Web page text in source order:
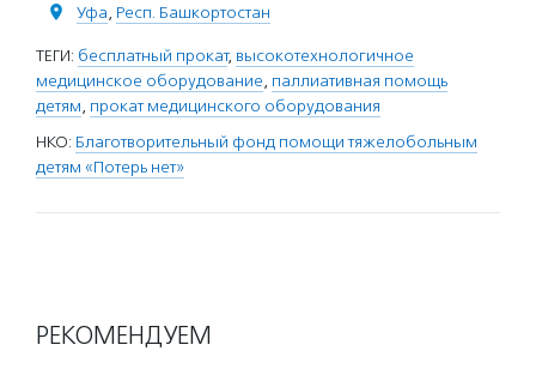
Уфа, Респ. Башкортостан
ТЕГИ: бесплатный прокат, высокотехнологичное
медицинское оборудование, паллиативная помощь
детям, прокат медицинского оборудования
НКО: Благотворительный фонд помощи тяжелобольным
детям «Потерь нет»
РЕКОМЕНДУЕМ